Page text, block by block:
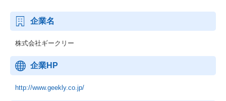
企業名
株式会社ギークリー
企業HP
http://www.geekly.co.jp/